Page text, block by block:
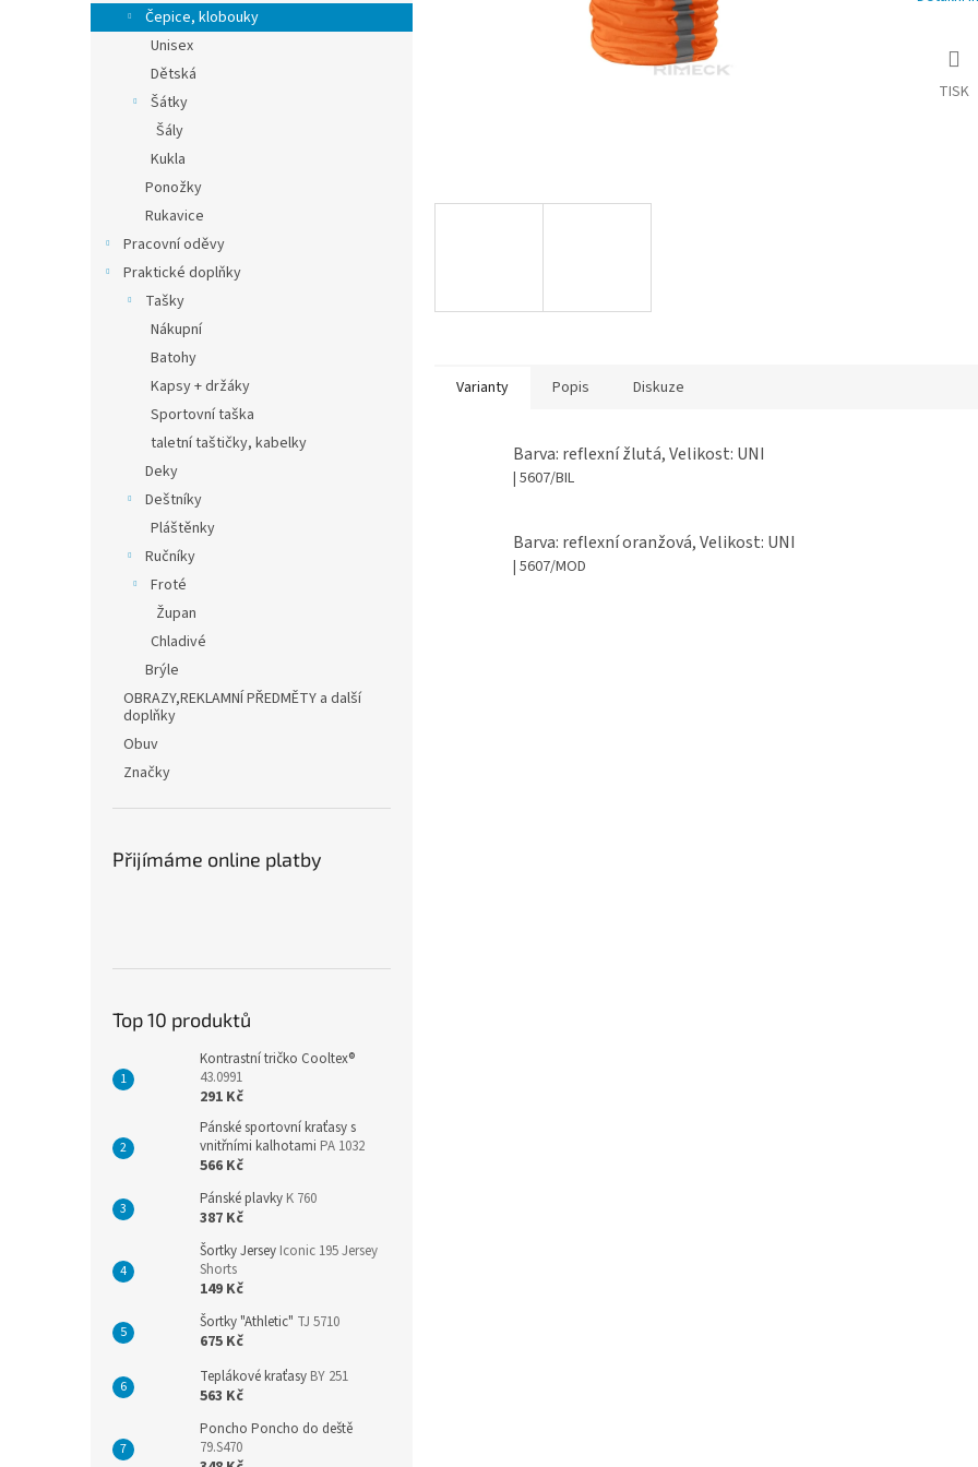
n
e
Čepice, klobouky
Unisex
Dětská
Šátky
Šály
Kukla
Ponožky
Rukavice
Pracovní oděvy
Praktické doplňky
Tašky
Nákupní
Batohy
Kapsy + držáky
Sportovní taška
taletní taštičky, kabelky
Deky
Deštníky
Pláštěnky
Ručníky
Froté
Župan
Chladivé
Brýle
OBRAZY,REKLAMNÍ PŘEDMĚTY a další
doplňky
Obuv
Značky
Přijímáme online platby
Top 10 produktů
Kontrastní tričko Cooltex®
43.0991
291 Kč
Pánské sportovní kraťasy s
vnitřními kalhotami PA 1032
566 Kč
Pánské plavky K 760
387 Kč
Šortky Jersey Iconic 195 Jersey
Shorts
149 Kč
Šortky "Athletic" TJ 5710
675 Kč
Teplákové kraťasy BY 251
563 Kč
Poncho Poncho do deště
79.S470
TISK
Varianty Popis Diskuze
Barva: reflexní žlutá, Velikost: UNI
| 5607/BIL
Barva: reflexní oranžová, Velikost: UNI
| 5607/MOD